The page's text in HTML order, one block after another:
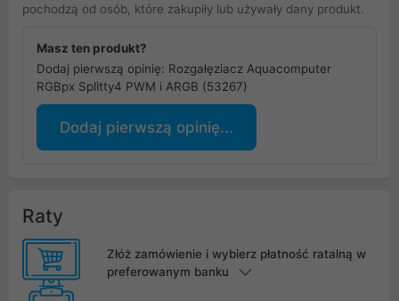
pochodzą od osób, które zakupiły lub używały dany produkt.
Masz ten produkt?
Dodaj pierwszą opinię: Rozgałęziacz Aquacomputer
RGBpx Splitty4 PWM i ARGB (53267)
Dodaj pierwszą opinię...
Raty
Złóż zamówienie i wybierz płatność ratalną w
preferowanym banku